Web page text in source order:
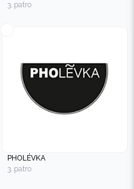
3. patro
PHOLÉVKA
3. patro